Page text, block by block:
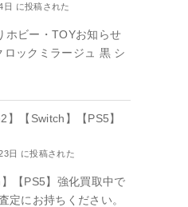
日 に投稿された
ホビー・TOYお知らせ
ックミラージュ 黒 シ
】【Switch】【PS5】
日 に投稿された
【PS5】強化買取中で
定にお持ちください。